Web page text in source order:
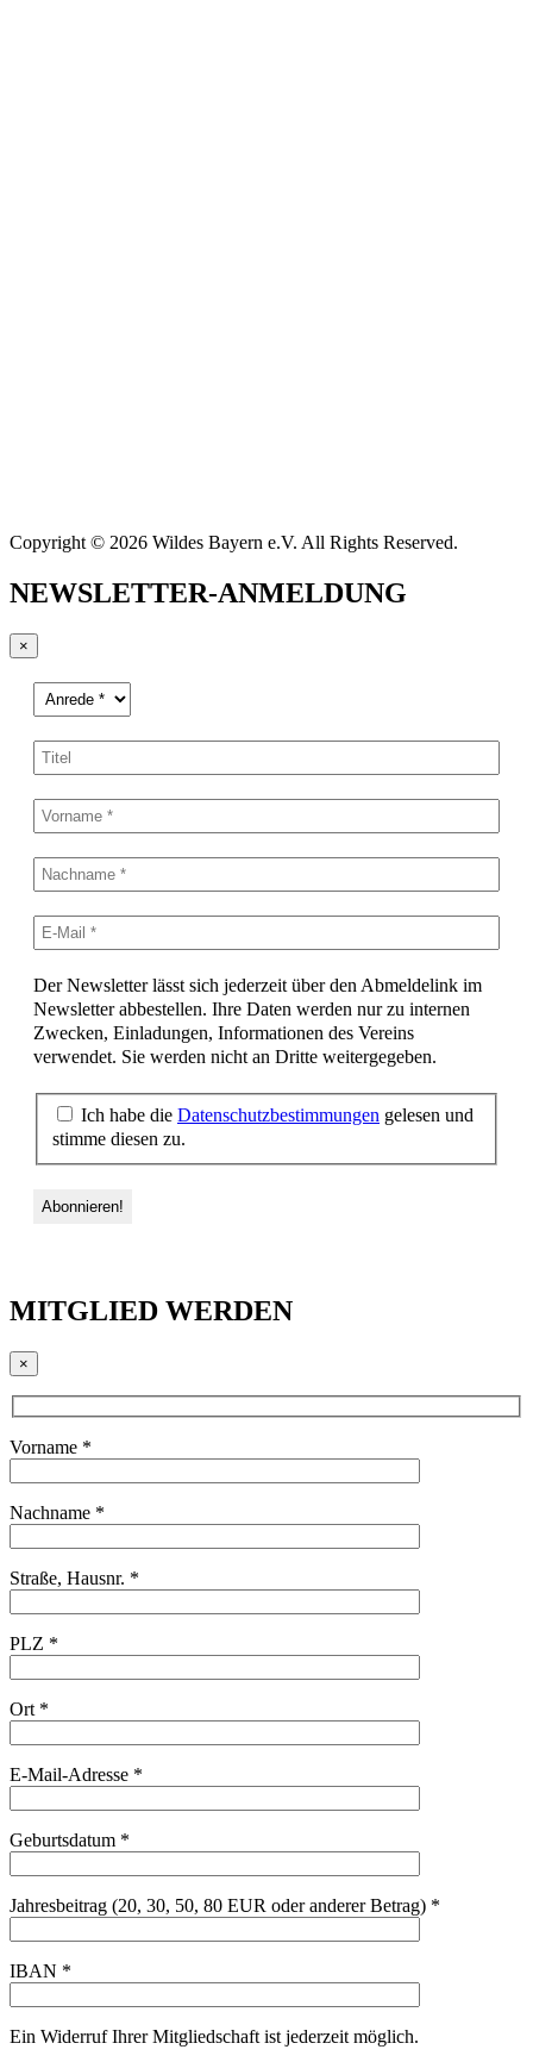
Copyright © 2026 Wildes Bayern e.V. All Rights Reserved.
NEWSLETTER-ANMELDUNG
×
Der Newsletter lässt sich jederzeit über den Abmeldelink im
Newsletter abbestellen. Ihre Daten werden nur zu internen
Zwecken, Einladungen, Informationen des Vereins
verwendet. Sie werden nicht an Dritte weitergegeben.
Ich habe die Datenschutzbestimmungen gelesen und
stimme diesen zu.
MITGLIED WERDEN
×
Vorname *
Nachname *
Straße, Hausnr. *
PLZ *
Ort *
E-Mail-Adresse *
Geburtsdatum *
Jahresbeitrag (20, 30, 50, 80 EUR oder anderer Betrag) *
IBAN *
Ein Widerruf Ihrer Mitgliedschaft ist jederzeit möglich.